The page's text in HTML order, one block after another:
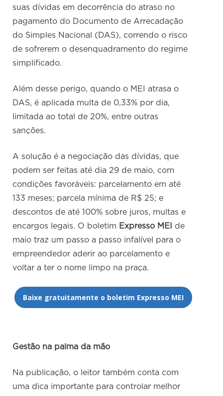
suas dívidas em decorrência do atraso no
pagamento do Documento de Arrecadação
do Simples Nacional (DAS), correndo o risco
de sofrerem o desenquadramento do regime
simplificado.
Além desse perigo, quando o MEI atrasa o
DAS, é aplicada multa de 0,33% por dia,
limitada ao total de 20%, entre outras
sanções.
A solução é a negociação das dívidas, que
podem ser feitas até dia 29 de maio, com
condições favoráveis: parcelamento em até
133 meses; parcela mínima de R$ 25; e
descontos de até 100% sobre juros, multas e
encargos legais. O boletim Expresso MEI
de
maio traz um passo a passo infalível para o
empreendedor aderir ao parcelamento e
voltar a ter o nome limpo na praça.
Baixe gratuitamente o boletim Expresso MEI
Gestão na palma da mão
Na publicação, o leitor também conta com
uma dica importante para controlar melhor